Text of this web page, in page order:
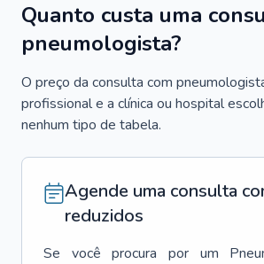
Quanto custa uma
pneumologista?
O preço da consulta com
profissional e a clínica ou hospital
nenhum tipo de tabela.
Agende uma consulta
reduzidos
Se você procura por um